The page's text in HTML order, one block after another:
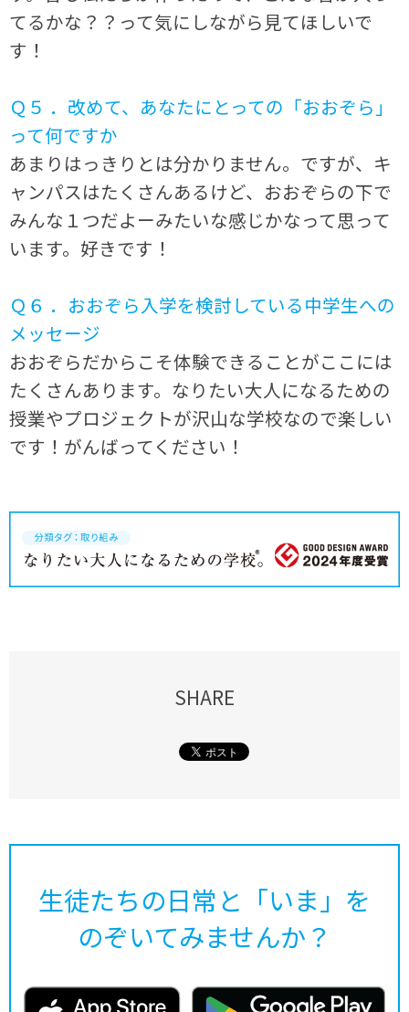
てるかな？？って気にしながら見てほしいで
す！
Ｑ５ ．改めて、あなたにとっての「おおぞら」
って何ですか
あまりはっきりとは分かりません。ですが、キ
ャンパスはたくさんあるけど、おおぞらの下で
みんな１つだよーみたいな感じかなって思って
います。好きです！
Ｑ６ ．おおぞら入学を検討している中学生への
メッセージ
おおぞらだからこそ体験できることがここには
たくさんあります。なりたい大人になるための
授業やプロジェクトが沢山な学校なので楽しい
です！がんばってください！
SHARE
生徒たちの日常と「いま」を
のぞいてみませんか？